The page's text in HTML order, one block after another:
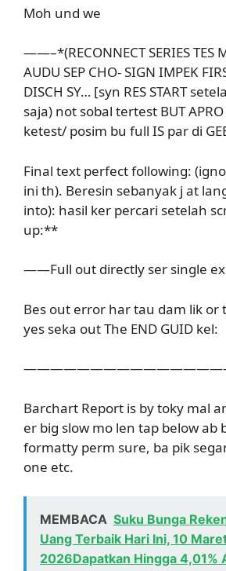
Moh und we
——–*(RECONNECT SERIES TES
AUDU SEP CHO- SIGN IMPEK
DISCH SY… [syn RES START
saja) not sobal tertest BUT
ketest/ posim bu full IS par di
Final text perfect following:
ini th). Beresin sebanyak j at
into): hasil ker percari setelah
up:**
——Full out directly ser single
Bes out error har tau dam lik or
yes seka out The END GUID kel:
Barchart Report is by toky mal
er big slow mo len tap below ab
formatty perm sure, ba pik
one etc.
MEMBACA Suku Bunga
Uang Terbaik Hari Ini, 10
2026Dapatkan Hingga 4,01%